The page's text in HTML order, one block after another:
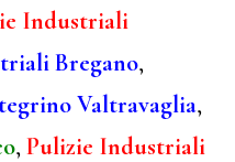
Industriali
Bregano,
Valtravaglia,
,Pulizie Industriali